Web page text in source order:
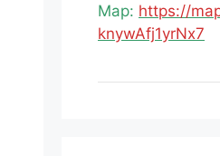
Map: https://
knywAfj1yrNx7